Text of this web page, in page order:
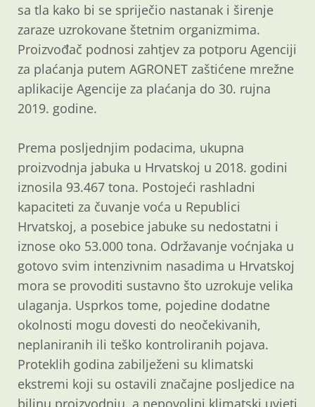
sa tla kako bi se spriječio nastanak i širenje
zaraze uzrokovane štetnim organizmima.
Proizvođač podnosi zahtjev za potporu Agenciji
za plaćanja putem AGRONET zaštićene mrežne
aplikacije Agencije za plaćanja do 30. rujna
2019. godine.
Prema posljednjim podacima, ukupna
proizvodnja jabuka u Hrvatskoj u 2018. godini
iznosila 93.467 tona. Postojeći rashladni
kapaciteti za čuvanje voća u Republici
Hrvatskoj, a posebice jabuke su nedostatni i
iznose oko 53.000 tona. Održavanje voćnjaka u
gotovo svim intenzivnim nasadima u Hrvatskoj
mora se provoditi sustavno što uzrokuje velika
ulaganja. Usprkos tome, pojedine dodatne
okolnosti mogu dovesti do neočekivanih,
neplaniranih ili teško kontroliranih pojava.
Proteklih godina zabilježeni su klimatski
ekstremi koji su ostavili značajne posljedice na
biljnu proizvodnju, a nepovoljni klimatski uvjeti